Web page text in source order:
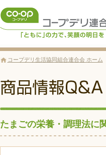
コープデリ生活協同組合連合会 ホーム
たまごの栄養・調理法に